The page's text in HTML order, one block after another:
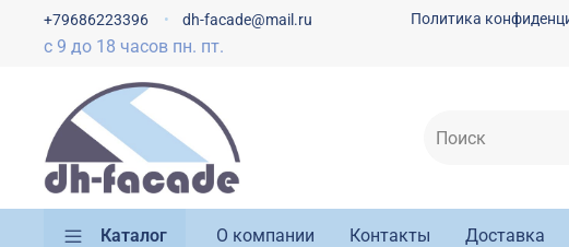
Политика
с 9 до 18 часов пн. пт.
+79686223396 dh-facade@mail.ru
Каталог О компании Контакты Доставка